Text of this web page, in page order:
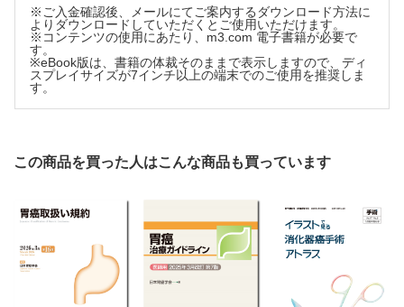
2）腸管の回転と間膜の変化に伴う動脈，リンパ管・リンパ節の変位
第5節 間膜根とリンパ流：郭清の実際から見て
1）間膜根を立体的に見る動脈・神経・リンパ管の相互関係
2）間膜根への到達の実際
第6章 腹腔動脈・上腸間膜動脈とその分枝
第1節 成り立ちへの序章
1）卵黄囊血管から卵黄囊動脈（臍腸間膜動脈）・卵黄囊静脈（臍腸間
膜静脈（卵黄囊静脈）は背側間膜内で連繋し，腹側間膜内で統合される
5）従来の，腹腔動脈・上腸間膜動脈・門脈の成り立ち説明への批判
（1）－三木仮説への批判
6）従来の，腹腔動脈・上腸間膜動脈・門脈の成り立ち説明への批判
（2）－発生学教科書に載る門脈の成り立ち説明への批判
第2節 基本型の成り立ち
1）より簡略化した立体模式図から始める
第3節 後腹膜腔，腹膜外骨盤での腹膜下筋膜深葉
第4節 後腹膜下筋膜の臨床上の重要性
第5節 後腹膜下筋膜の成り立ち
第4章 腸管の回転と間膜の変化
1）これまでの腸管回転模式図への不満
3）腸管の回転と間膜の変化：回転と変化の種類
第2節 癒合筋膜
1）癒合筋膜の形成と種類
2）癒合筋膜の臨床的重要性
3）後腹膜との癒合筋膜
第3節 大網の癒合筋膜
※ご入金確認後、メールにてご案内するダウンロード方法に
よりダウンロードしていただくとご使用いただけます。
※コンテンツの使用にあたり、m3.com 電子書籍が必要で
す。
※eBook版は、書籍の体裁そのままで表示しますので、ディ
スプレイサイズが7インチ以上の端末でのご使用を推奨しま
す。
この商品を買った人はこんな商品も買っています